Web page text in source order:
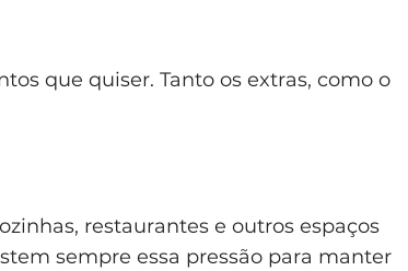
que quiser. Tanto os extras, como o
restaurantes e outros espaços
sempre essa pressão para manter